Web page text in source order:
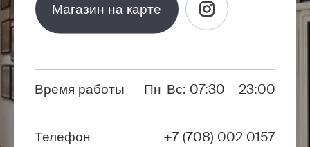
Магазин на карте
Время работы Пн-Вс: 07:30 – 23:00
Телефон +7 (708) 002 0157